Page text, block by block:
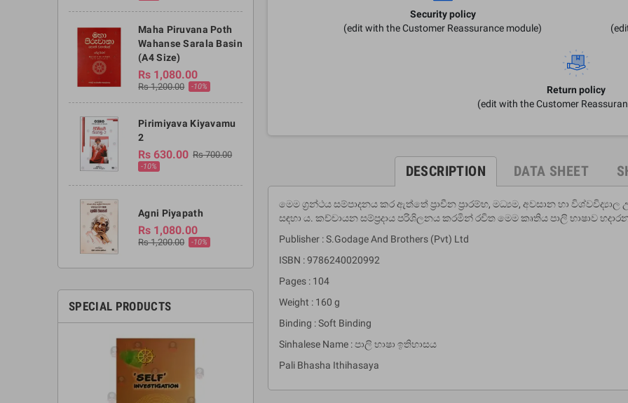
Maha Piruvana Poth
Wahanse Sarala Basin
(A4 Size)
Rs 1,080.00
Rs 1,200.00 -10%
Pirimiyava Kiyavamu
2
Rs 630.00 Rs 700.00
-10%
Agni Piyapath
Rs 1,080.00
Rs 1,200.00 -10%
SPECIAL PRODUCTS
Security policy
(edit with the Customer Reassurance module)
Return policy
(edit with the Customer
DESCRIPTION DATA SHEET
මෙම ග්‍රන්ථය සම්පාදනය කර ඇත්තේ ප්‍රාචීන ප්‍රාරම්භ, මධ්‍යම, අවසාන හා
සඳහා ය. කච්චායන සම්ප්‍රදාය පරිශිලනය කරමින් රචිත මෙම කෘතිය පාලි භාෂාව
Publisher : S.Godage And Brothers (Pvt) Ltd
ISBN : 9786240020992
Pages : 104
Weight : 160 g
Binding : Soft Binding
Sinhalese Name : පාලි භාෂා ඉතිහාසය
Pali Bhasha Ithihasaya